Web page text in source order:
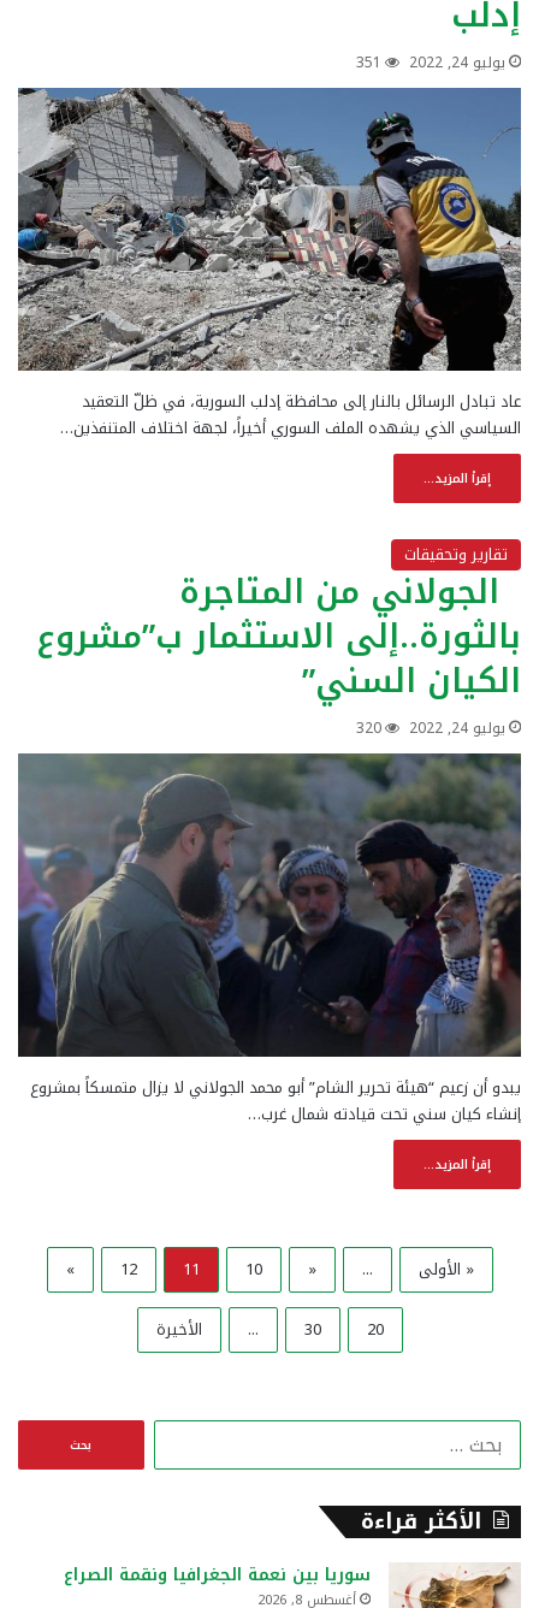
إدلب
يوليو 24, 2022 351
عاد تبادل الرسائل بالنار إلى محافظة إدلب السورية، في ظلّ التعقيد
السياسي الذي يشهده الملف السوري أخيراً، لجهة اختلاف المتنفذين…
إقرأ المزيد...
تقارير وتحقيقات
الجولاني من المتاجرة
بالثورة..إلى الاستثمار ب”مشروع
الكيان السني”
يوليو 24, 2022 320
يبدو أن زعيم “هيئة تحرير الشام” أبو محمد الجولاني لا يزال متمسكاً بمشروع
إنشاء كيان سني تحت قيادته شمال غرب…
إقرأ المزيد...
« الأولى ...
«
10
11
12
»
20
30
... الأخيرة
ن
الأكثر قراءة
سوريا بين نعمة الجغرافيا ونقمة الصراع
أغسطس 8, 2026